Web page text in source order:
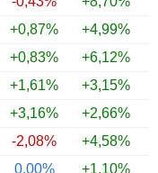
+0,87% +4,99%
+0,83% +6,12%
+1,61% +3,15%
+3,16% +2,66%
-2,08% +4,58%
0,00% +1,10%